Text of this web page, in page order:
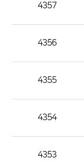
공
4357
4356
4355
4354
4353